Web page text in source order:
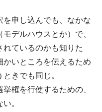
申し込んでも、なかな
デルハウスとか）で、
ているのかも知りた
かいところを伝えるため
きでも同じ。
権を行使するための、
。